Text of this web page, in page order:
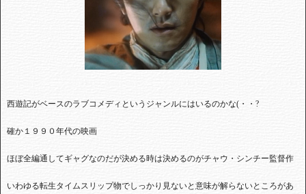
西遊記がベースのラブコメディというジャンルにはいるのかな(・・?
確か１９９０年代の映画
ほぼ全編通してギャグなのだが決める時は決めるのがチャウ・シンチー監督作
いわゆる転生タイムスリップ物でしっかり見ないと意味が解らないところがあ